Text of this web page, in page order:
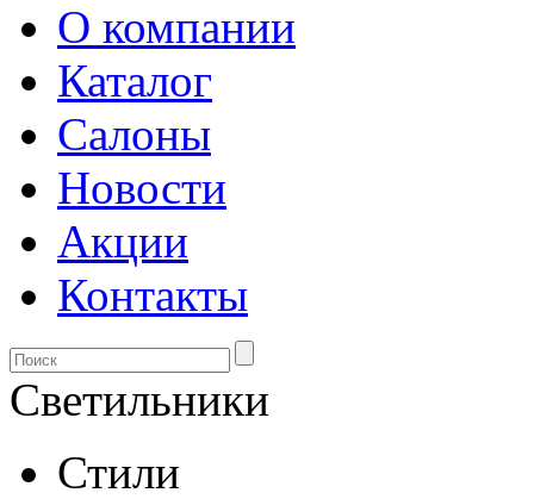
О компании
Каталог
Салоны
Новости
Акции
Контакты
Светильники
Стили